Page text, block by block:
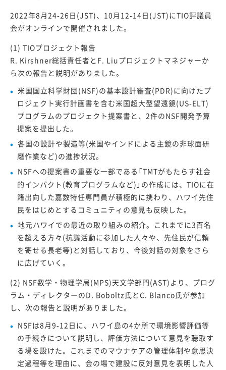
2022年8月24-26日(JST)、10月12-14日(JST)にTIO評議員
会がオンラインで開催されました。
(1) TIOプロジェクト報告
R. Kirshner総括責任者とF. Liuプロジェクトマネジャーか
ら次の報告と説明がありました。
米国国立科学財団(NSF)の基本設計審査(PDR)に向けたプ
ロジェクト実行計画書を含む米国超大型望遠鏡(US-ELT)
プログラムのプロジェクト提案書と、2件のNSF開発予算
提案を提出した。
各国の設計や製造等(米国やインドによる主鏡の非球面研
磨作業など)の進捗状況。
NSFへの提案書の重要な一部である「TMTがもたらす社会
的インパクト(教育プログラムなど)」の作成には、TIOに在
籍出向した嘉数特任専門員が積極的に携わり、ハワイ先住
民をはじめとするコミュニティの意見も反映した。
地元ハワイでの最近の取り組みの紹介。これまでに3百名
を超える方々(抗議活動に参加した人々や、先住民が信頼
を寄せる長老等)と対話しており、今後対話の対象をさら
に広げていく。
(2) NSF数学・物理学局(MPS)天文学部門(AST)より、プログ
ラム・ディレクターのD. Boboltz氏とC. Blanco氏が参加
し、次の報告と説明がありました。
NSFは8月9-12日に、ハワイ島の4か所で環境影響評価等
の手続きについて説明し、評価方法について意見を聴取す
る場を設けた。これまでのマウナケアの管理体制や意思決
定過程等を理由に、会の場で建設に反対意見を表明した人